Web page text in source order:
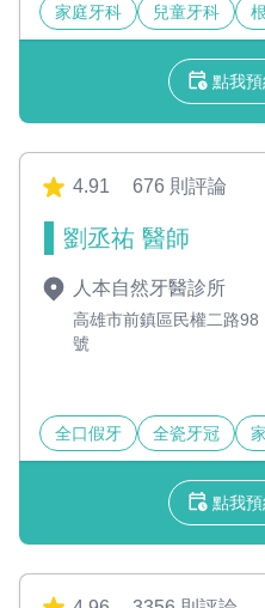
家庭牙科 兒童牙科
點我預
4.91 676 則評論
劉丞祐 醫師
人本自然牙醫診所
高雄市前鎮區民權二路98
號
全口假牙 全瓷牙冠
點我預